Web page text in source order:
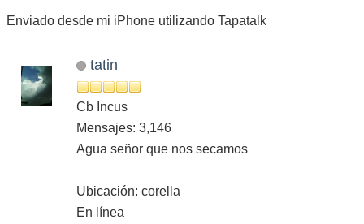
Enviado desde mi iPhone utilizando Tapatalk
tatin
Cb Incus
Mensajes: 3,146
Agua señor que nos secamos
Ubicación: corella
En línea